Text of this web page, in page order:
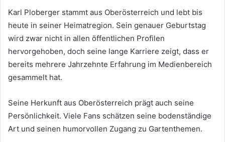
Karl Ploberger stammt aus Oberösterreich und lebt bis
heute in seiner Heimatregion. Sein genauer Geburtstag
wird zwar nicht in allen öffentlichen Profilen
hervorgehoben, doch seine lange Karriere zeigt, dass er
bereits mehrere Jahrzehnte Erfahrung im Medienbereich
gesammelt hat.
Seine Herkunft aus Oberösterreich prägt auch seine
Persönlichkeit. Viele Fans schätzen seine bodenständige
Art und seinen humorvollen Zugang zu Gartenthemen.